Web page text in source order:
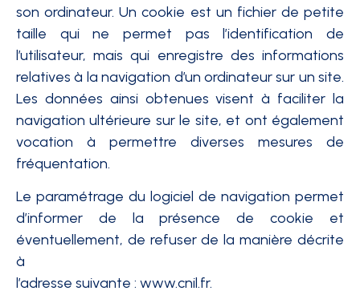
son ordinateur. Un cookie est un fichier de petite
taille qui ne permet pas l’identification de
l’utilisateur, mais qui enregistre des informations
relatives à la navigation d’un ordinateur sur un site.
Les données ainsi obtenues visent à faciliter la
navigation ultérieure sur le site, et ont également
vocation à permettre diverses mesures de
fréquentation.
Le paramétrage du logiciel de navigation permet
d’informer de la présence de cookie et
éventuellement, de refuser de la manière décrite
à
l’adresse suivante : www.cnil.fr.